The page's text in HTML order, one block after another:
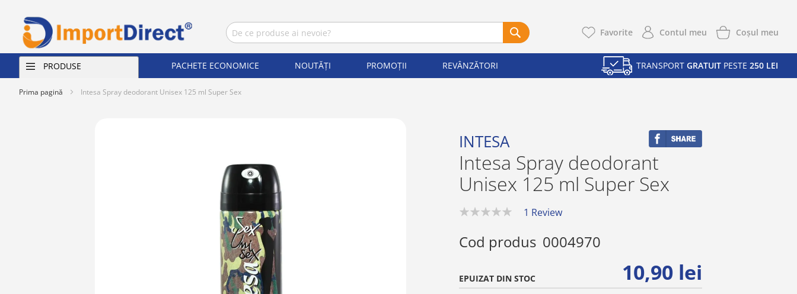
Favorite Contul meu Coşul meu
PRODUSE PACHETE ECONOMICE NOUTĂȚI PROMOȚII REVÂNZĂTORI TRANSPORT GRATUIT PESTE 250 LEI
Prima pagină Intesa Spray deodorant Unisex 125 ml Super Sex
INTESA
Intesa Spray deodorant
Unisex 125 ml Super Sex
1 Review
EPUIZAT DIN STOC
Cod produs 0004970
10,90 lei